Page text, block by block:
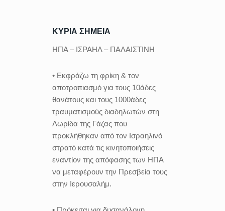
ΚΥΡΙΑ ΣΗΜΕΙΑ
ΗΠΑ – ΙΣΡΑΗΛ – ΠΑΛΑΙΣΤΙΝΗ
• Εκφράζω τη φρίκη & τον
αποτροπιασμό για τους 10άδες
θανάτους και τους 1000άδες
τραυματισμούς διαδηλωτών στη
Λωρίδα της Γάζας που
προκλήθηκαν από τον Ισραηλινό
στρατό κατά τις κινητοποιήσεις
εναντίον της απόφασης των ΗΠΑ
να μεταφέρουν την Πρεσβεία τους
στην Ιερουσαλήμ.